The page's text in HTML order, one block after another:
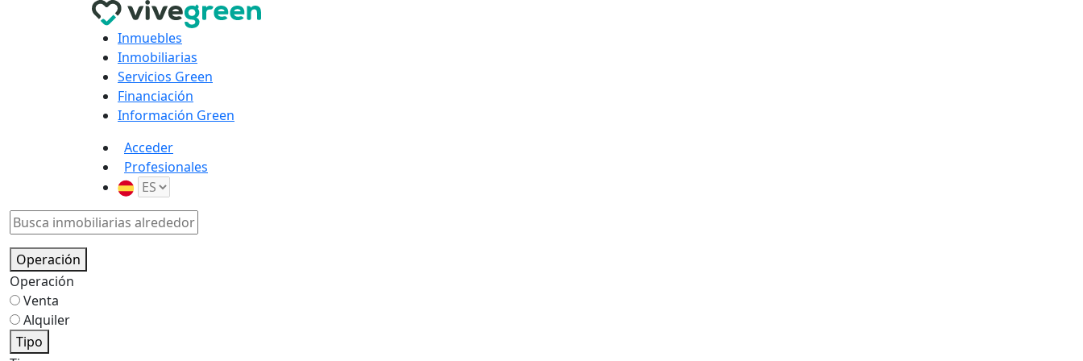
Inmuebles
Inmobiliarias
Servicios Green
Financiación
Información Green
Acceder
Profesionales
Operación
Operación
Venta
Alquiler
Tipo